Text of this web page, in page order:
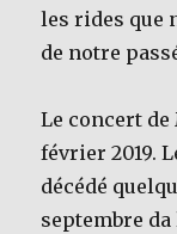
les rides que
de notre
Le concert de
février 2019.
décédé
septembre da